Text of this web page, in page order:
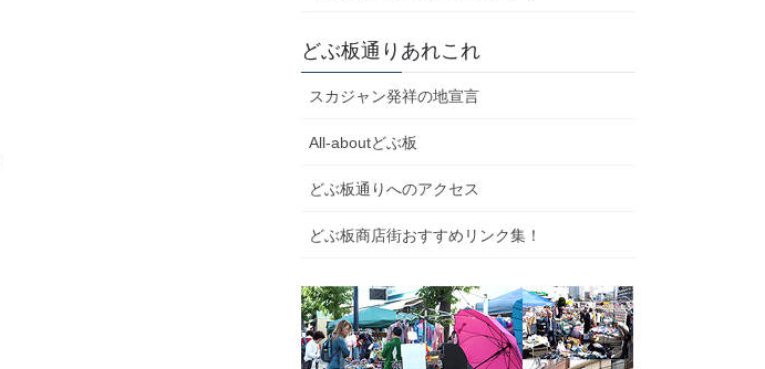
どぶ板通りあれこれ
スカジャン発祥の地宣言
All-aboutどぶ板
どぶ板通りへのアクセス
どぶ板商店街おすすめリンク集！